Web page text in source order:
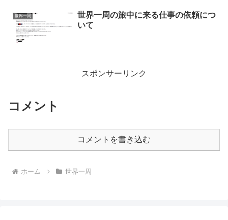
世界一周
世界一周の旅中に来る仕事の依頼につ
いて
スポンサーリンク
コメント
コメントを書き込む
ホーム 世界一周